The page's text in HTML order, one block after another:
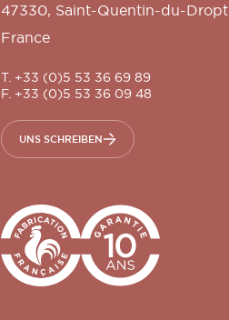
47330, Saint-Quentin-du-Dropt
France
T. +33 (0)5 53 36 69 89
F. +33 (0)5 53 36 09 48
UNS SCHREIBEN